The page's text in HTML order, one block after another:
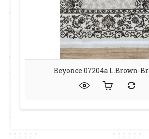
Beyonce 07204a L.brown-